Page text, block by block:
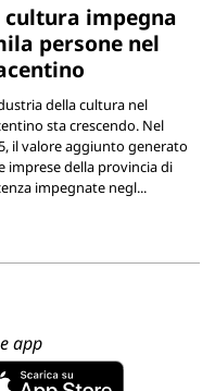
cultura impegna
persone nel
della cultura nel
sta crescendo. Nel
il valore aggiunto generato
imprese della provincia di
impegnate negl...
app